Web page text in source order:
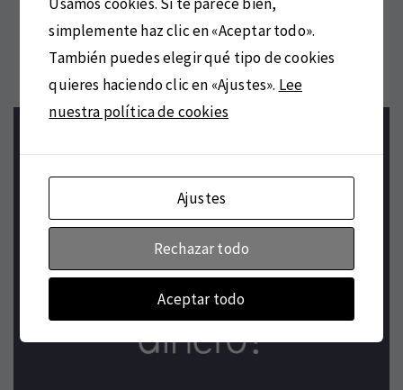
simplemente haz clic en «Aceptar todo».
También puedes elegir qué tipo de cookies
quieres haciendo clic en «Ajustes». Lee
nuestra política de cookies
Ajustes
Rechazar todo
Aceptar todo